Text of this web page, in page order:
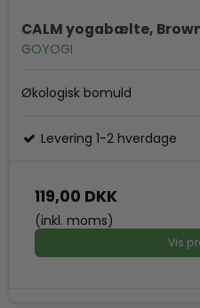
CALM yogabælte,
GOYOGI
Økologisk bomuld
Levering 1-2 hverdage
119,00 DKK
(inkl. moms)
Vis